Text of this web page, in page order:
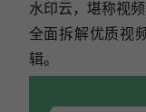
水印云，堪称视
全面拆解优质视
辑。